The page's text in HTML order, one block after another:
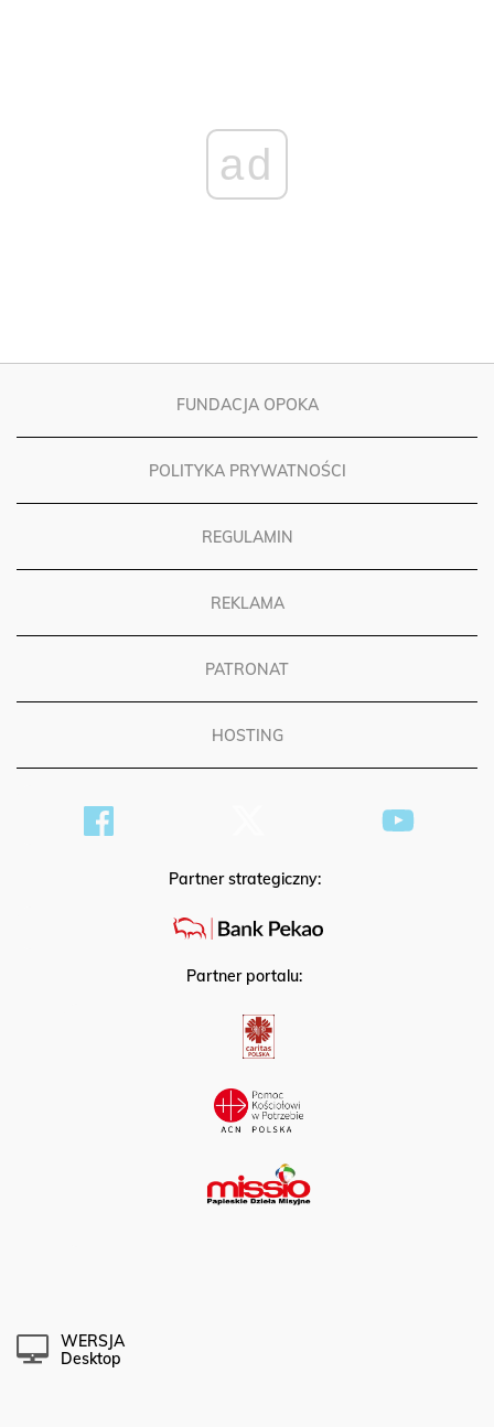
ad
FUNDACJA OPOKA
POLITYKA PRYWATNOŚCI
REGULAMIN
REKLAMA
PATRONAT
HOSTING
Partner strategiczny:
Partner portalu:
WERSJA
Desktop